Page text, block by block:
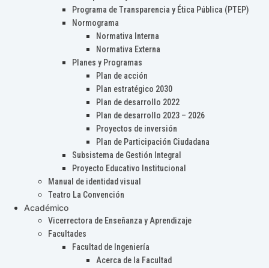
Programa de Transparencia y Ética Pública (PTEP)
Normograma
Normativa Interna
Normativa Externa
Planes y Programas
Plan de acción
Plan estratégico 2030
Plan de desarrollo 2022
Plan de desarrollo 2023 – 2026
Proyectos de inversión
Plan de Participación Ciudadana
Subsistema de Gestión Integral
Proyecto Educativo Institucional
Manual de identidad visual
Teatro La Convención
Académico
Vicerrectora de Enseñanza y Aprendizaje
Facultades
Facultad de Ingeniería
Acerca de la Facultad